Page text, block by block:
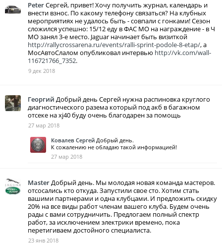
PeterСергей, привет! Хочу получить журнал, календарь и
внести взнос. По какому телефону связаться? На клубных
мероприятиях не удалось быть - совпали с гонками! Сезон
сложился успешно: 15/12 еду в ФАС МО на награждение - в Ч
МО занял 3-е место. Jaguar начинает быть визиткой
http://rallycrossarena.ru/events/ralli-sprint-podole-8-etap/, а
МосАвтоСлалом опубликовал интервью http://vk.com/wall-
116721766_7352.
9 дек 2018
Георгий Добрый день Сергей нужна распиновка круглого
диагностического разема который под акб в багажном
отсеке на xj40 буду очень благодарен за помощь
27 мар 2018
Ковалев Сергей Добрый день.
К сожалению не обладаю такой информацией!
27 мар 2018
MasterДобрый день. Мы молодая новая команда мастеров.
отсосались кто откуда. Запустили свое сто. Хотим стать
вашими партнерами и одна клубцами. И предложить скидку
20% на все виды работ членам вашего клуба. Будем очень
рады с вами сотрудничить. Предлогаем полный спектр
работ, за исключением электрики времено, пока
перетигиваем достойного специалиста.
23 янв 2018